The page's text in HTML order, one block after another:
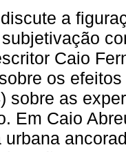
a
Caio
os
sobre as
Em Caio
urbana